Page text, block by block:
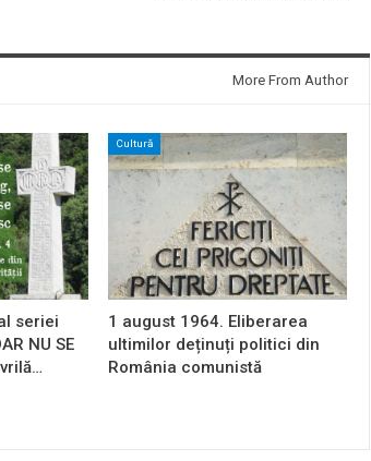
More From Author
seriei
NU SE
Cultură
1 august 1964. Eliberarea
ultimilor deținuți politici din
România comunistă